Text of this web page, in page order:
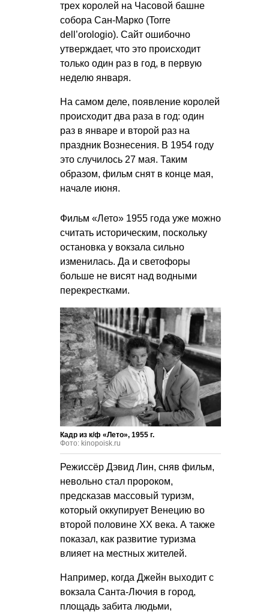
трех королей на Часовой башне
собора Сан-Марко (Torre
dell’orologio). Сайт ошибочно
утверждает, что это происходит
только один раз в год, в первую
неделю января.
На самом деле, появление королей
происходит два раза в год: один
раз в январе и второй раз на
праздник Вознесения. В 1954 году
это случилось 27 мая. Таким
образом, фильм снят в конце мая,
начале июня.
Фильм «Лето» 1955 года уже можно
считать историческим, поскольку
остановка у вокзала сильно
изменилась. Да и светофоры
больше не висят над водными
перекрестками.
Кадр из к/ф «Лето», 1955 г.
Фото: kinopoisk.ru
Режиссёр Дэвид Лин, сняв фильм,
невольно стал пророком,
предсказав массовый туризм,
который оккупирует Венецию во
второй половине ХХ века. А также
показал, как развитие туризма
влияет на местных жителей.
Например, когда Джейн выходит с
вокзала Санта-Лючия в город,
площадь забита людьми,